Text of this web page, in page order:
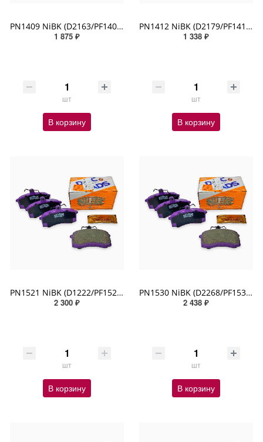
PN1409 NiBK (D2163/PF1409/SN293)
1 875 ₽
шт
В корзину
PN1412 NiBK (D2179/PF1412/SN100)
1 338 ₽
шт
В корзину
PN1521 NiBK (D1222/PF1521/SN947)
2 300 ₽
шт
В корзину
PN1530 NiBK (D2268/PF1530/SN135)
2 438 ₽
шт
В корзину